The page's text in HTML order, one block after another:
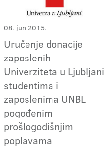
08. jun 2015.
Uručenje donacije
zaposlenih
Univerziteta u Ljubljani
studentima i
zaposlenima UNBL
pogođenim
prošlogodišnjim
poplavama